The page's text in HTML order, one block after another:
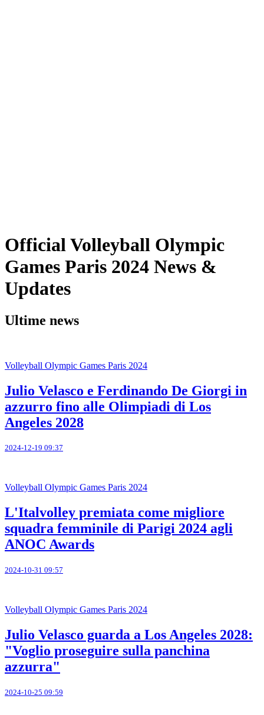
Official Volleyball Olympic
Games Paris 2024 News &
Updates
Ultime news
Volleyball Olympic Games Paris 2024
Julio Velasco e Ferdinando De Giorgi in
azzurro fino alle Olimpiadi di Los
Angeles 2028
2024-12-19 09:37
Volleyball Olympic Games Paris 2024
L'Italvolley premiata come migliore
squadra femminile di Parigi 2024 agli
ANOC Awards
2024-10-31 09:57
Volleyball Olympic Games Paris 2024
Julio Velasco guarda a Los Angeles 2028:
"Voglio proseguire sulla panchina
azzurra"
2024-10-25 09:59